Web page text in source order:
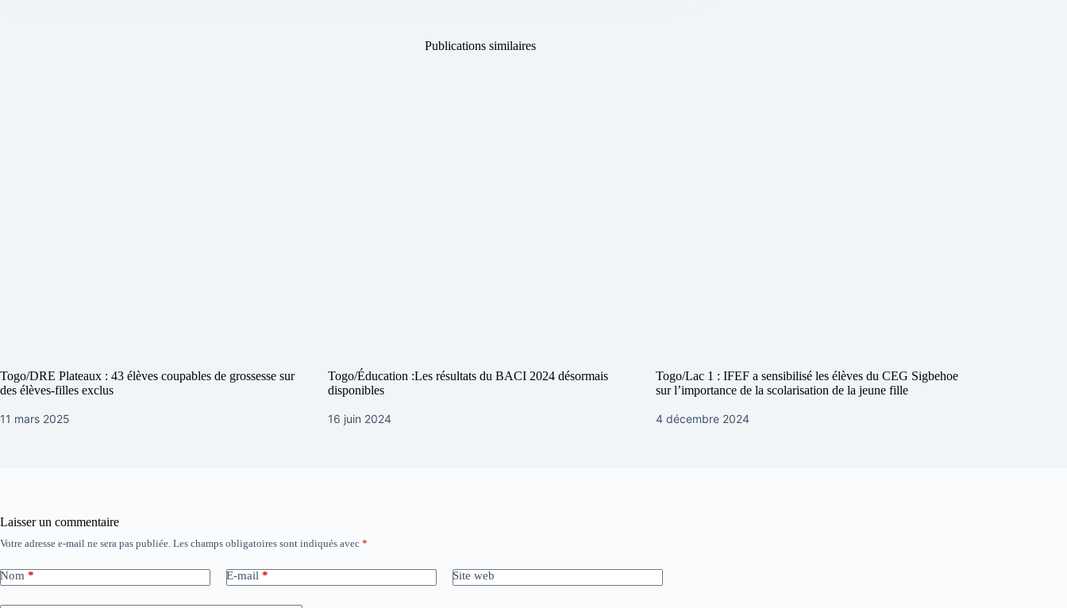
Publications similaires
Togo/DRE Plateaux : 43 élèves coupables de grossesse sur
des élèves-filles exclus
11 mars 2025
Togo/Éducation :Les résultats du BACI 2024 désormais
disponibles
16 juin 2024
Togo/Lac 1 : IFEF a sensibilisé les élèves du CEG Sigbehoe
sur l’importance de la scolarisation de la jeune fille
4 décembre 2024
Laisser un commentaire
Votre adresse e-mail ne sera pas publiée. Les champs obligatoires sont indiqués avec *
Nom * E-mail * Site web